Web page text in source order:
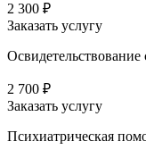
2 300 ₽
Заказать услугу
2 700 ₽
Заказать услугу
Психиатрическая